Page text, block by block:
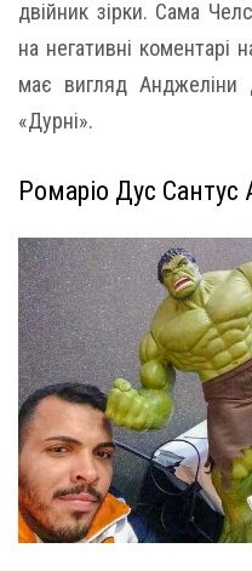
двійник зірки. Сама
на негативні
має вигляд
«Дурні».
Ромаріо Дус Сантус